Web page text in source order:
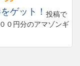
ゲット！ 投稿で
０円分のアマゾンギ